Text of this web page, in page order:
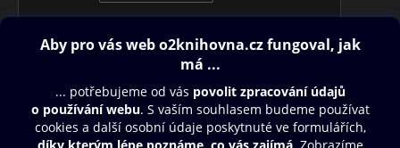
Obsah ke stažení
Moje O2 Knihovna